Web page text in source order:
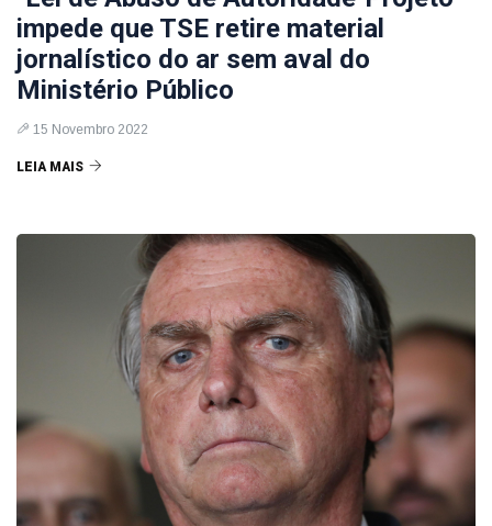
impede que TSE retire material
jornalístico do ar sem aval do
Ministério Público
15 Novembro 2022
LEIA MAIS